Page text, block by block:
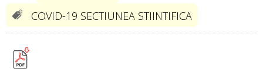
COVID-19 SECTIUNEA STIINTIFICA